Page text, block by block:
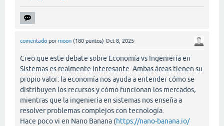
comentado por moon (180 puntos) Oct 8, 2025
Creo que este debate sobre Economía vs Ingeniería en
Sistemas es realmente interesante. Ambas áreas tienen su
propio valor: la economía nos ayuda a entender cómo se
distribuyen los recursos y cómo funcionan los mercados,
mientras que la ingeniería en sistemas nos enseña a
resolver problemas complejos con tecnología.
Hace poco vi en Nano Banana (https://nano-banana.io/